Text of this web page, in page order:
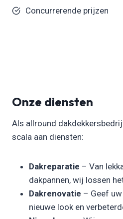
Concurrerende prijzen
Onze diensten
Als allround
scala aan diensten:
Dakreparatie – Van
dakpannen, wij lossen
Dakrenovatie – Geef
nieuwe look en